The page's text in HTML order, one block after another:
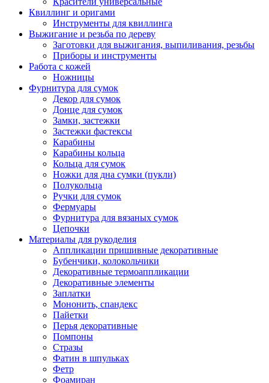
Квиллинг и оригами
Инструменты для квиллинга
Выжигание и резьба по дереву
Заготовки для выжигания, выпиливания, резьбы
Приборы и инструменты
Работа с кожей
Ножницы
Фурнитура для сумок
Декор для сумок
Донце для сумок
Замки, застежки
Застежки фастексы
Карабины
Карабины кольца
Кольца для сумок
Ножки для дна сумки (пукли)
Полукольца
Ручки для сумок
Фермуары
Фурнитура для вязаных сумок
Цепочки
Материалы для рукоделия
Аппликации пришивные декоративные
Бубенчики, колокольчики
Декоративные термоаппликации
Декоративные элементы
Заплатки
Мононить, спандекс
Пайетки
Перья декоративные
Помпоны
Стразы
Фатин в шпульках
Фетр
Фоамиран